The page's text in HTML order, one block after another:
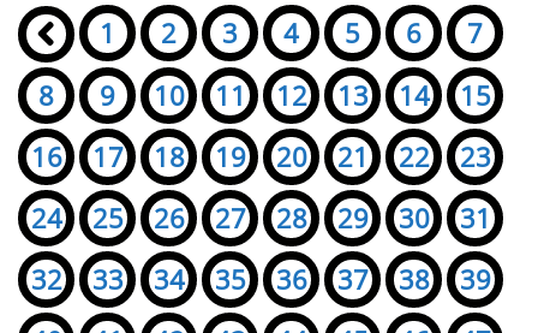
Seiten:
« 1 2 3 4 5 6
7
8
9 10 11 12 13 14
15
16
17 18 19 20 21 22
23
24
25 26 27 28 29 30
31
32
33 34 35 36 37 38
39